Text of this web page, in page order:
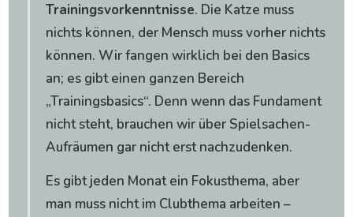
Trainingsvorkenntnisse. Die Katze muss
nichts können, der Mensch muss vorher nichts
können. Wir fangen wirklich bei den Basics
an; es gibt einen ganzen Bereich
„Trainingsbasics“. Denn wenn das Fundament
nicht steht, brauchen wir über Spielsachen-
Aufräumen gar nicht erst nachzudenken.
Es gibt jeden Monat ein Fokusthema, aber
man muss nicht im Clubthema arbeiten –